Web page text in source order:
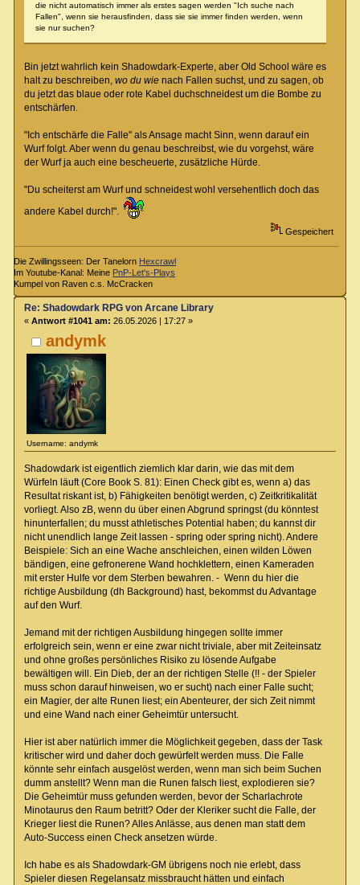
die nicht automatisch immer als erstes sagen werden "Ich suche nach
Fallen", wenn sie herausfinden, dass sie sie immer finden werden, wenn
sie nur suchen?
Bin jetzt wahrlich kein Shadowdark-Experte, aber Old School wäre es
halt zu beschreiben, wo du wienach Fallen suchst, und zu sagen, ob
du jetzt das blaue oder rote Kabel duchschneidest um die Bombe zu
entschärfen.
"Ich entschärfe die Falle" als Ansage macht Sinn, wenn darauf ein
Wurf folgt. Aber wenn du genau beschreibst, wie du vorgehst, wäre
der Wurf ja auch eine bescheuerte, zusätzliche Hürde.
"Du scheiterst am Wurf und schneidest wohl versehentlich doch das
andere Kabel durch!".
Gespeichert
Die Zwillingsseen: Der Tanelorn Hexcrawl
Im Youtube-Kanal: Meine PnP-Let's-Plays
Kumpel von Raven c.s. McCracken
andymk
Username: andymk
Re: Shadowdark RPG von Arcane Library
« Antwort #1041 am: 26.05.2026 | 17:27 »
Shadowdark ist eigentlich ziemlich klar darin, wie das mit dem
Würfeln läuft (Core Book S. 81): Einen Check gibt es, wenn a) das
Resultat riskant ist, b) Fähigkeiten benötigt werden, c) Zeitkritikalität
vorliegt. Also zB, wenn du über einen Abgrund springst (du könntest
hinunterfallen; du musst athletisches Potential haben; du kannst dir
nicht unendlich lange Zeit lassen - spring oder spring nicht). Andere
Beispiele: Sich an eine Wache anschleichen, einen wilden Löwen
bändigen, eine gefronerene Wand hochklettern, einen Kameraden
mit erster Hulfe vor dem Sterben bewahren. - Wenn du hier die
richtige Ausbildung (dh Background) hast, bekommst du Advantage
auf den Wurf.
Jemand mit der richtigen Ausbildung hingegen sollte immer
erfolgreich sein, wenn er eine zwar nicht triviale, aber mit Zeiteinsatz
und ohne großes persönliches Risiko zu lösende Aufgabe
bewältigen will. Ein Dieb, der an der richtigen Stelle (!! - der Spieler
muss schon darauf hinweisen, wo er sucht) nach einer Falle sucht;
ein Magier, der alte Runen liest; ein Abenteurer, der sich Zeit nimmt
und eine Wand nach einer Geheimtür untersucht.
Hier ist aber natürlich immer die Möglichkeit gegeben, dass der Task
kritischer wird und daher doch gewürfelt werden muss. Die Falle
könnte sehr einfach ausgelöst werden, wenn man sich beim Suchen
dumm anstellt? Wenn man die Runen falsch liest, explodieren sie?
Die Geheimtür muss gefunden werden, bevor der Scharlachrote
Minotaurus den Raum betritt? Oder der Kleriker sucht die Falle, der
Krieger liest die Runen? Alles Anlässe, aus denen man statt dem
Auto-Success einen Check ansetzen würde.
Ich habe es als Shadowdark-GM übrigens noch nie erlebt, dass
Spieler diesen Regelansatz missbraucht hätten und einfach